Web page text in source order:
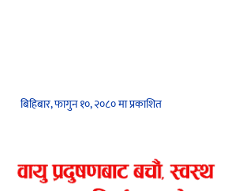
बिहिबार, फागुन १०, २०८० मा प्रकाशित